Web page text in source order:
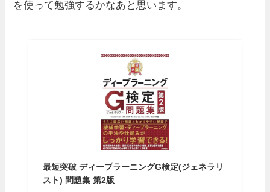
を使って勉強するかなあと思います。
最短突破 ディープラーニングG検定(ジェネラリ
スト) 問題集 第2版